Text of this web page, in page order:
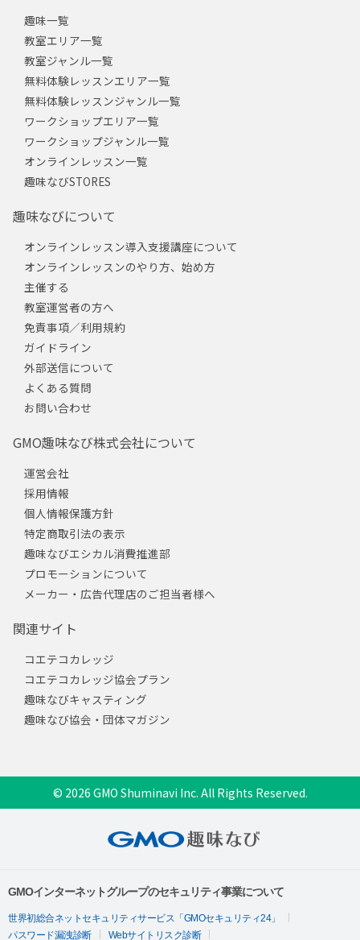
趣味一覧
教室エリア一覧
教室ジャンル一覧
無料体験レッスンエリア一覧
無料体験レッスンジャンル一覧
ワークショップエリア一覧
ワークショップジャンル一覧
オンラインレッスン一覧
趣味なびSTORES
趣味なびについて
オンラインレッスン導入支援講座について
オンラインレッスンのやり方、始め方
主催する
教室運営者の方へ
免責事項／利用規約
ガイドライン
外部送信について
よくある質問
お問い合わせ
GMO趣味なび株式会社について
運営会社
採用情報
個人情報保護方針
特定商取引法の表示
趣味なびエシカル消費推進部
プロモーションについて
メーカー・広告代理店のご担当者様へ
関連サイト
コエテコカレッジ
コエテコカレッジ協会プラン
趣味なびキャスティング
趣味なび協会・団体マガジン
© 2026 GMO Shuminavi Inc. All Rights Reserved.